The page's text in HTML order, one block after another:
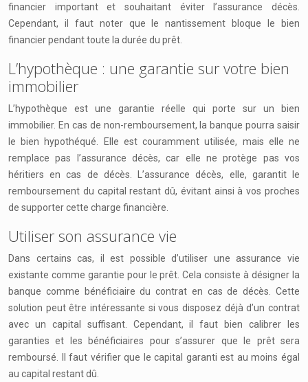
financier important et souhaitant éviter l’assurance décès.
Cependant, il faut noter que le nantissement bloque le bien
financier pendant toute la durée du prêt.
L’hypothèque : une garantie sur votre bien
immobilier
L’hypothèque est une garantie réelle qui porte sur un bien
immobilier. En cas de non-remboursement, la banque pourra saisir
le bien hypothéqué. Elle est couramment utilisée, mais elle ne
remplace pas l’assurance décès, car elle ne protège pas vos
héritiers en cas de décès. L’assurance décès, elle, garantit le
remboursement du capital restant dû, évitant ainsi à vos proches
de supporter cette charge financière.
Utiliser son assurance vie
Dans certains cas, il est possible d’utiliser une assurance vie
existante comme garantie pour le prêt. Cela consiste à désigner la
banque comme bénéficiaire du contrat en cas de décès. Cette
solution peut être intéressante si vous disposez déjà d’un contrat
avec un capital suffisant. Cependant, il faut bien calibrer les
garanties et les bénéficiaires pour s’assurer que le prêt sera
remboursé. Il faut vérifier que le capital garanti est au moins égal
au capital restant dû.